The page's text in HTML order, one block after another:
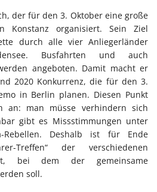
der für den 3. Oktober eine große
Konstanz organisiert. Sein Ziel
durch alle vier Anliegerländer
Busfahrten und auch
angeboten. Damit macht er
2020 Konkurrenz, die für den 3.
in Berlin planen. Diesen Punkt
an: man müsse verhindern sich
gibt es Missstimmungen unter
Rebellen. Deshalb ist für Ende
Treffen“ der verschiedenen
bei dem der gemeinsame
soll.